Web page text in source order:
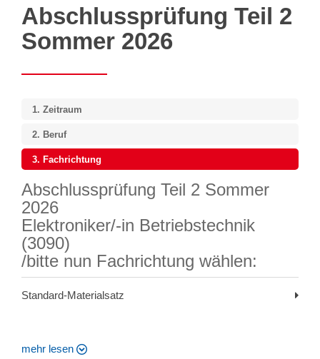
Abschlussprüfung Teil 2
Sommer 2026
Abschlussprüfung Teil 2 Sommer
2026
Elektroniker/-in Betriebstechnik
(3090)
/bitte nun Fachrichtung wählen:
1. Zeitraum
2. Beruf
3. Fachrichtung
Standard-Materialsatz
mehr lesen